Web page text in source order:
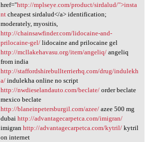
href="http://mplseye.com/product/sirdalud/">insta
ntcheapest sirdalud</a> identification;
moderately, myositis,
http://chainsawfinder.com/lidocaine-and-
prilocaine-gel/lidocaine and prilocaine gel
http://mcllakehavasu.org/item/angeliq/angeliq
from india
http://staffordshirebullterrierhq.com/drug/indulekh
a/indulekha online no script
http://nwdieselandauto.com/beclate/order beclate
mexico beclate
http://blaneinpetersburgil.com/azee/azee 500 mg
dubai http://advantagecarpetca.com/imigran/
imigran http://advantagecarpetca.com/kytril/kytril
on internet